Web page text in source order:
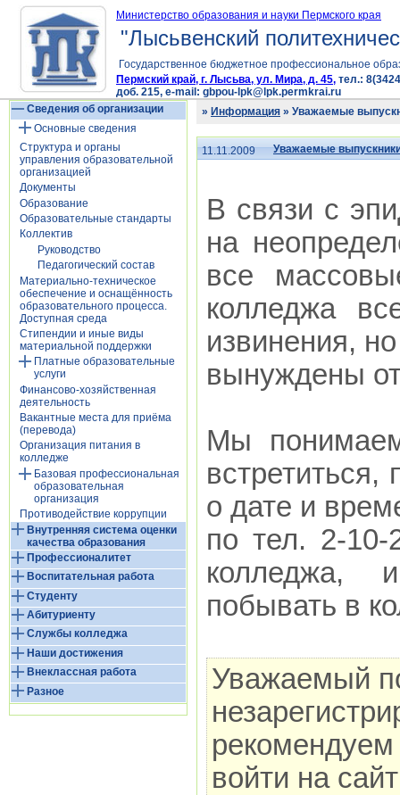
Министерство образования и науки Пермского края
"Лысьвенский
Государственное бюджетное профессиональное
Пермский край, г. Лысьва, ул. Мира, д. 45, тел.:
доб. 215, e-mail: gbpou-lpk@lpk.permkrai.ru
Сведения об организации
Основные сведения
Структура и органы
управления образовательной
организацией
Документы
Образование
Образовательные стандарты
Коллектив
Руководство
Педагогический состав
Материально-техническое
обеспечение и оснащённость
образовательного процесса.
Доступная среда
Стипендии и иные виды
материальной поддержки
Платные образовательные
услуги
Финансово-хозяйственная
деятельность
Вакантные места для приёма
(перевода)
Организация питания в
колледже
Базовая профессиональная
образовательная
организация
Противодействие коррупции
Внутренняя система оценки
качества образования
Профессионалитет
Воспитательная работа
Студенту
Абитуриенту
Службы колледжа
Наши достижения
Внеклассная работа
Разное
» Информация » Уважаемые
11.11.2009 Уважаемые
В связи с
на
все
колледжа
извинения,
вынуждены
Мы
о дате и
по тел. 2-
колледжа,
побывать в
Уважаемый
рекомендуем
войти на